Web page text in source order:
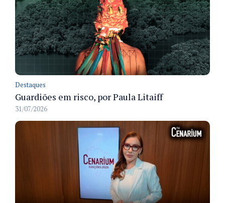
Destaques
Guardiões em risco, por Paula Litaiff
31/07/2026